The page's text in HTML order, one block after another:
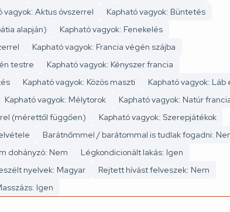
vagyok: Aktus óvszerrel
Kapható vagyok: Büntetés
alapján)
Kapható vagyok: Fenekelés
Kapható vagyok: Francia végén szájba
testre
Kapható vagyok: Kényszer francia
Kapható vagyok: Közös maszti
Kapható vagyok: Láb
Kapható vagyok: Mélytorok
Kapható vagyok: Natúr
(mérettől függően)
Kapható vagyok: Szerepjátékok
Barátnőmmel / barátommal is tudlak fogadni:
dohányzó: Nem
Légkondicionált lakás: Igen
nyelvek: Magyar
Rejtett hívást felveszek: Nem
Igen